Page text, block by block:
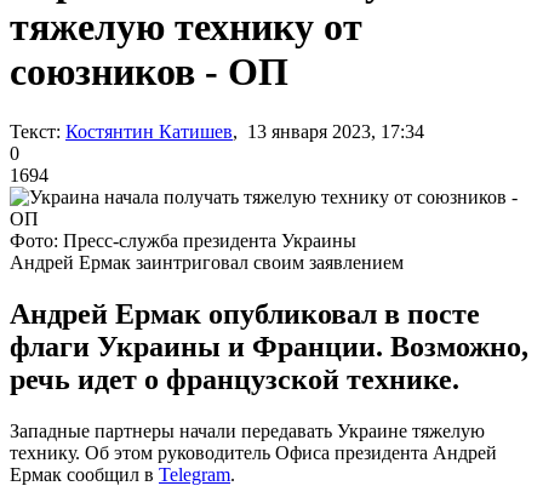
тяжелую технику от
союзников - ОП
Текст: Костянтин Катишев, 13 января 2023, 17:34
0
1694
Фото: Пресс-служба президента Украины
Андрей Ермак заинтриговал своим заявлением
Андрей Ермак опубликовал в посте
флаги Украины и Франции. Возможно,
речь идет о французской технике.
Западные партнеры начали передавать Украине тяжелую
технику. Об этом руководитель Офиса президента Андрей
Ермак сообщил в Telegram.